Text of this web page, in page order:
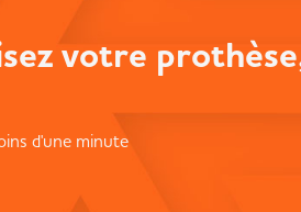
votre
d'une minute